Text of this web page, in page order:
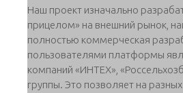
Наш проект изначально
прицелом» на внешний рынок,
полностью коммерческая
пользователями платформы
компаний «ИНТЕХ»,
группы. Это позволяет на